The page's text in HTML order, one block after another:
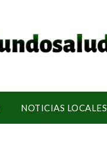
NOTICIAS LOCALES